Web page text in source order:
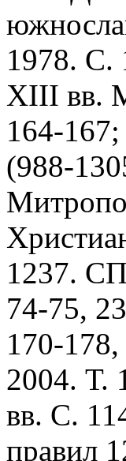
1978. С.
XIII вв.
164-167;
(988-
1237.
74-75,
170-
2004. Т.
вв. С.
правил